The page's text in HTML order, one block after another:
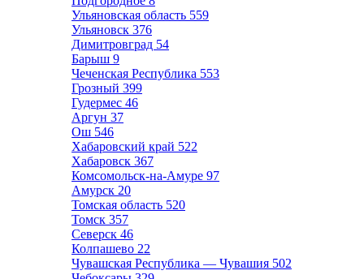
Ульяновская область 559
Ульяновск 376
Димитровград 54
Барыш 9
Чеченская Республика 553
Грозный 399
Гудермес 46
Аргун 37
Ош 546
Хабаровский край 522
Хабаровск 367
Комсомольск-на-Амуре 97
Амурск 20
Томская область 520
Томск 357
Северск 46
Колпашево 22
Чувашская Республика — Чувашия 502